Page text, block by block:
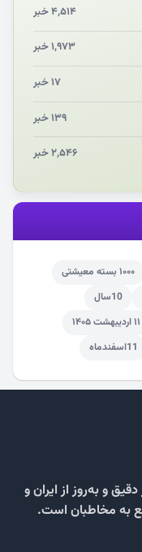
۴,۵۱۴ خبر
۱,۹۷۳ خبر
۱۷ خبر
۱۳۹ خبر
۲,۵۴۶ خبر
۱۰۰۰ بسته معیشتی
10سال
۱۱ اردیبهشت ۱۴۰۵
11اسفندماه
و به‌روز از ایران و
به مخاطبان است.